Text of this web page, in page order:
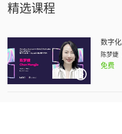
精选课程
陈梦婕
免费